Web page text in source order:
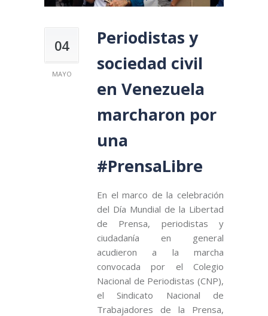
04
MAYO
Periodistas y
sociedad civil
en Venezuela
marcharon por
una
#PrensaLibre
En el marco de la celebración
del Día Mundial de la Libertad
de Prensa, periodistas y
ciudadanía en general
acudieron a la marcha
convocada por el Colegio
Nacional de Periodistas (CNP),
el Sindicato Nacional de
Trabajadores de la Prensa,